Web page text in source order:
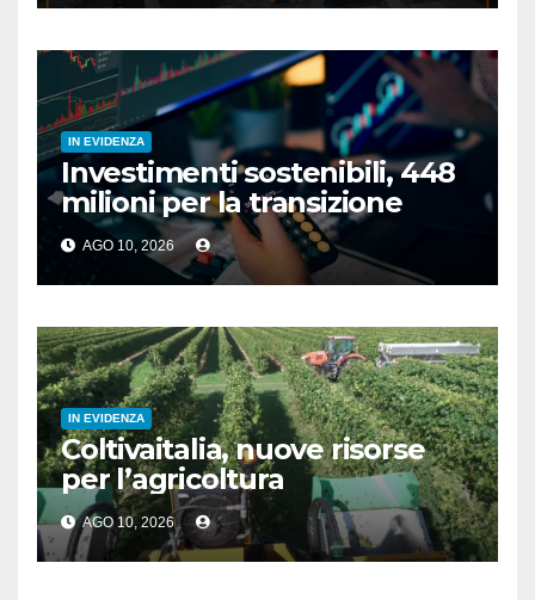
IN EVIDENZA
Investimenti sostenibili, 448
milioni per la transizione
AGO 10, 2026
IN EVIDENZA
Coltivaitalia, nuove risorse
per l’agricoltura
AGO 10, 2026